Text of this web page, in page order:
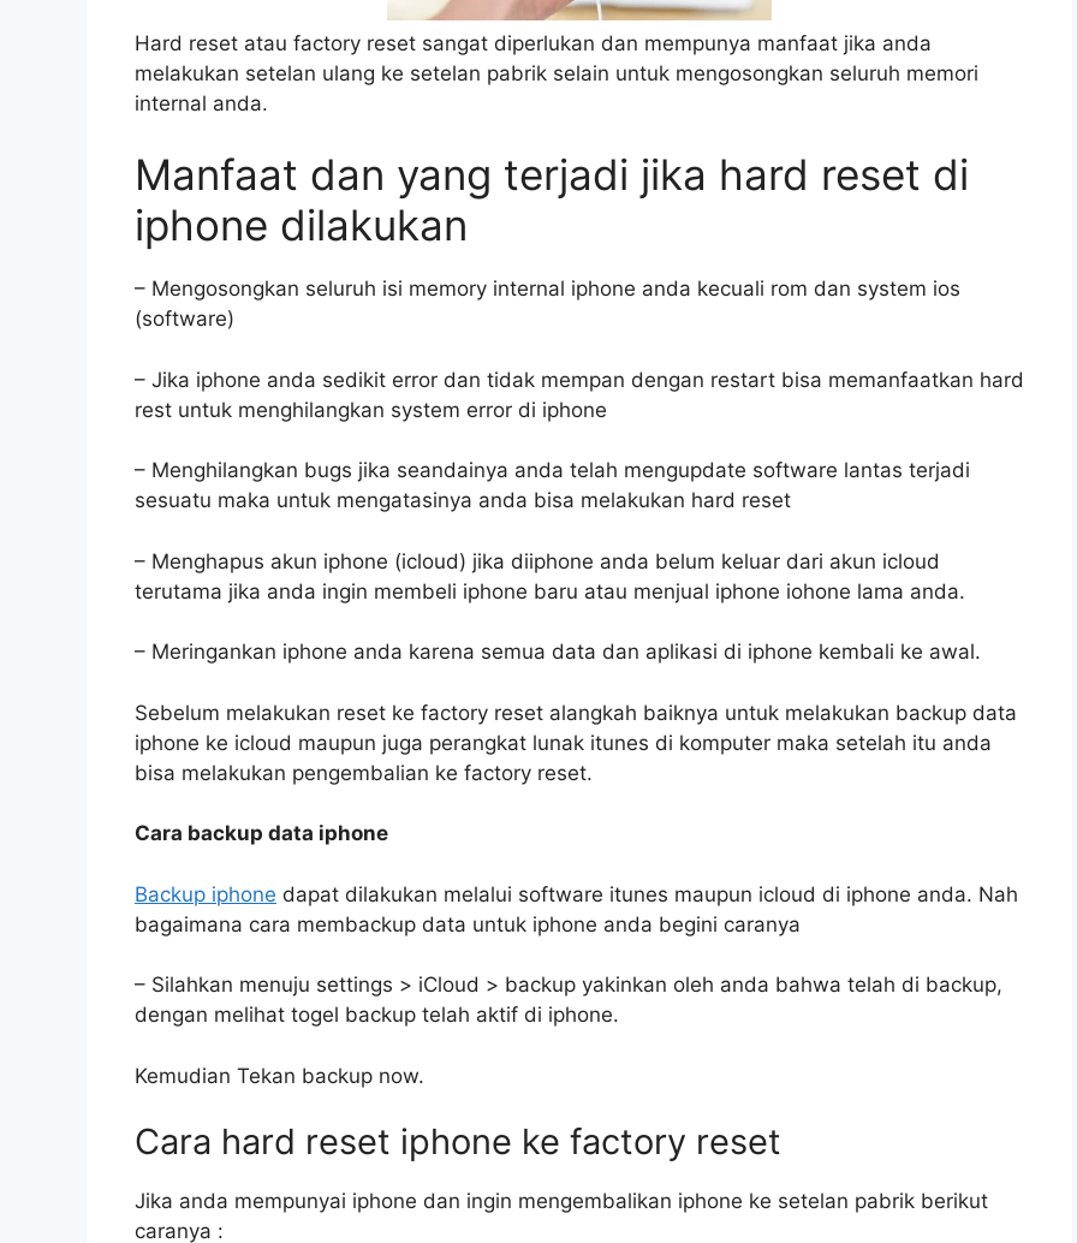
Hard reset atau factory reset sangat diperlukan dan mempunya manfaat jika anda
melakukan setelan ulang ke setelan pabrik selain untuk mengosongkan seluruh memori
internal anda.
Manfaat dan yang terjadi jika hard reset di
iphone dilakukan
– Mengosongkan seluruh isi memory internal iphone anda kecuali rom dan system ios
(software)
– Jika iphone anda sedikit error dan tidak mempan dengan restart bisa memanfaatkan hard
rest untuk menghilangkan system error di iphone
– Menghilangkan bugs jika seandainya anda telah mengupdate software lantas terjadi
sesuatu maka untuk mengatasinya anda bisa melakukan hard reset
– Menghapus akun iphone (icloud) jika diiphone anda belum keluar dari akun icloud
terutama jika anda ingin membeli iphone baru atau menjual iphone iohone lama anda.
– Meringankan iphone anda karena semua data dan aplikasi di iphone kembali ke awal.
Sebelum melakukan reset ke factory reset alangkah baiknya untuk melakukan backup data
iphone ke icloud maupun juga perangkat lunak itunes di komputer maka setelah itu anda
bisa melakukan pengembalian ke factory reset.
Cara backup data iphone
Backup iphone dapat dilakukan melalui software itunes maupun icloud di iphone anda. Nah
bagaimana cara membackup data untuk iphone anda begini caranya
– Silahkan menuju settings > iCloud > backup yakinkan oleh anda bahwa telah di backup,
dengan melihat togel backup telah aktif di iphone.
Kemudian Tekan backup now.
Cara hard reset iphone ke factory reset
Jika anda mempunyai iphone dan ingin mengembalikan iphone ke setelan pabrik berikut
caranya :